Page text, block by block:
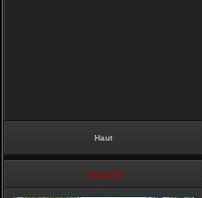
Haut
vmax330